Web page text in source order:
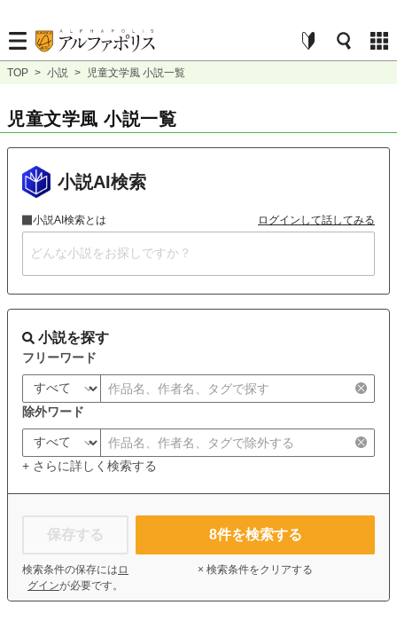
TOP > 小説 > 児童文学風 小説一覧
児童文学風 小説一覧
小説AI検索
小説AI検索とは ログインして話してみる
小説を探す
フリーワード
除外ワード
+ さらに詳しく検索する
保存する
検索条件の保存には ロ
グインが必要です。
8件を検索する
× 検索条件をクリアする